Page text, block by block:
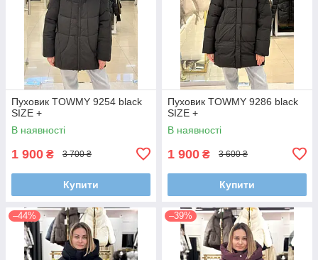
Пуховик TOWMY 9254 black
SIZE +
В наявності
1 900 ₴ 3 700 ₴
Купити
Пуховик TOWMY 9286 black
SIZE +
В наявності
1 900 ₴ 3 600 ₴
Купити
–44% –39%